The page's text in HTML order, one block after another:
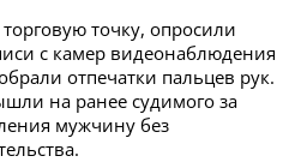
точку, опросили
с камер видеонаблюдения
отпечатки пальцев рук.
на ранее судимого за
мужчину без